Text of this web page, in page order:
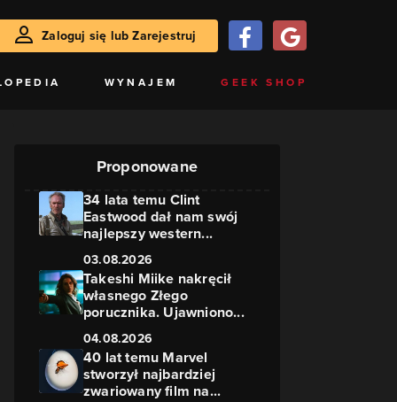
Zaloguj się lub Zarejestruj
WYNAJEM GEEK SHOP
Proponowane
34 lata temu Clint
Eastwood dał nam swój
najlepszy western...
03.08.2026
Takeshi Miike nakręcił
własnego Złego
porucznika. Ujawniono...
04.08.2026
40 lat temu Marvel
stworzył najbardziej
zwariowany film na...